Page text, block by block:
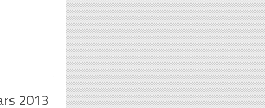
2013